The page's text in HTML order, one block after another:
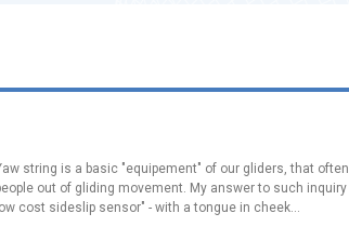
string is a basic "equipement" of our gliders, that
out of gliding movement. My answer to such
low cost sideslip sensor" - with a tongue in cheek...